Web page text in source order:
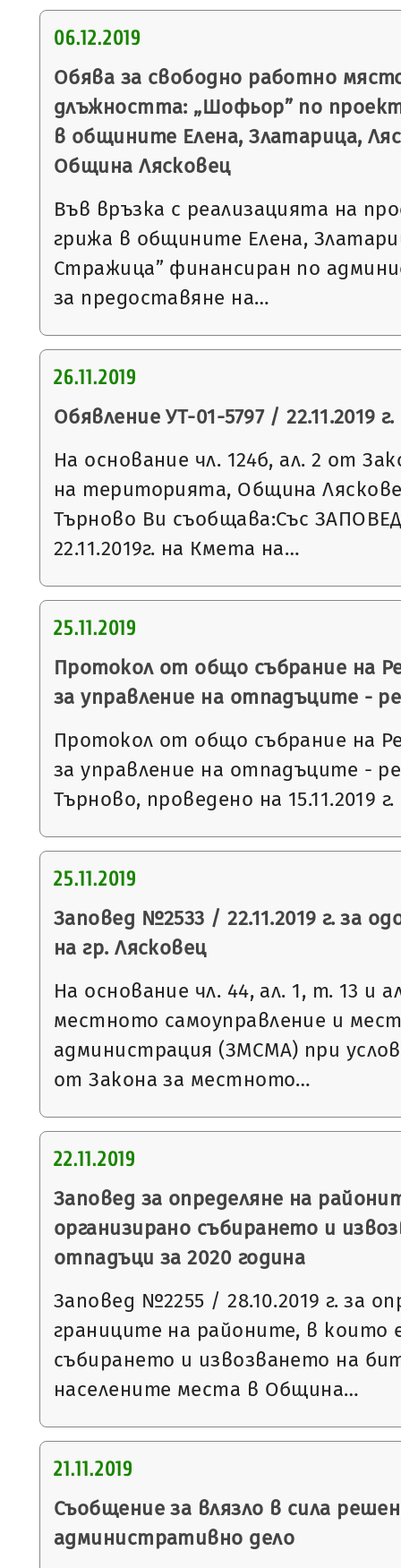
06.12.2019
Обява за свободно работно
длъжността: „Шофьор” по
в общините Елена, Златарица,
Община Лясковец
Във връзка с реализацията на
грижа в общините Елена,
Стражица” финансиран по
за предоставяне на…
26.11.2019
Обявление УТ-01-5797 / 22.11.2019 г.
На основание чл. 124б, ал. 2 от
на територията, Община
Търново Ви съобщава:Със
22.11.2019г. на Кмета на…
25.11.2019
Протокол от общо събрание на
за управление на отпадъците -
Протокол от общо събрание на
за управление на отпадъците -
Търново, проведено на 15.11.2019
25.11.2019
Заповед №2533 / 22.11.2019 г. за
на гр. Лясковец
На основание чл. 44, ал. 1, т. 13 и
местното самоуправление и
администрация (ЗМСМА) при
от Закона за местното…
22.11.2019
Заповед за определяне на
организирано събирането и
отпадъци за 2020 година
Заповед №2255 / 28.10.2019 г. за
границите на районите, в които
събирането и извозването на
населените места в Община…
21.11.2019
Съобщение за влязло в сила
административно дело